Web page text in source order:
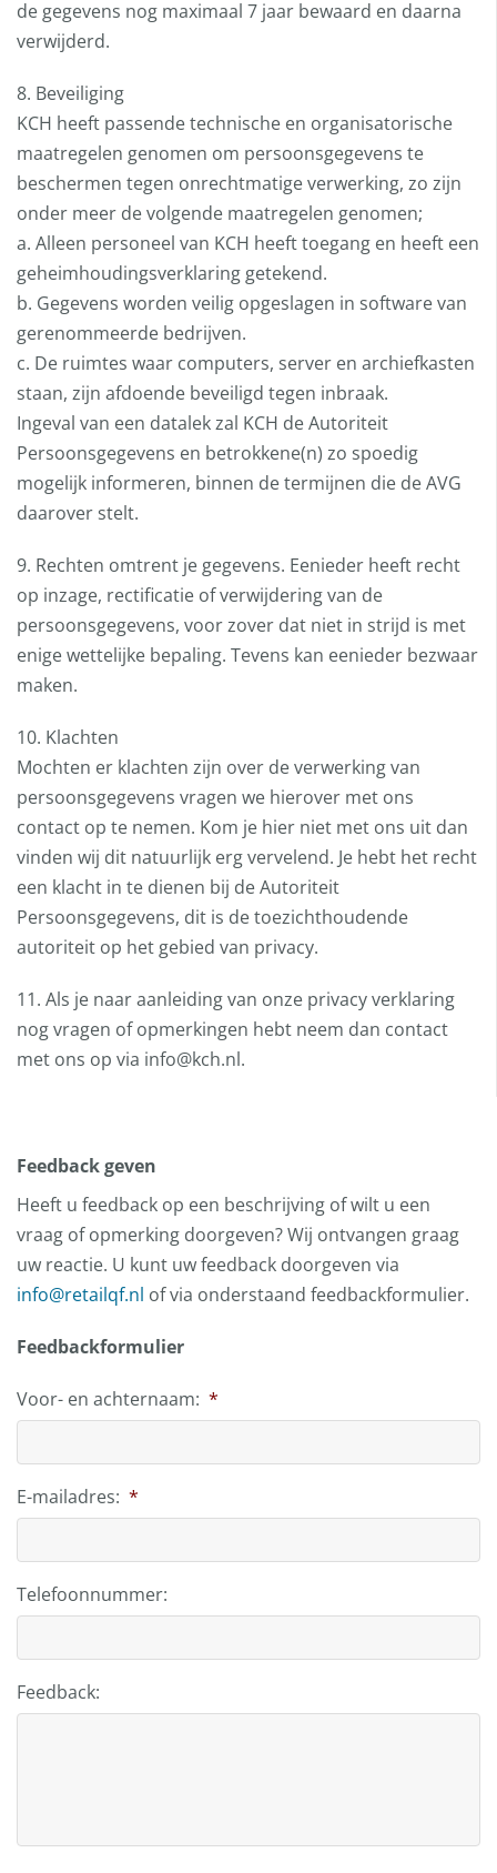
de gegevens nog maximaal 7 jaar bewaard en daarna
verwijderd.
8. Beveiliging
KCH heeft passende technische en organisatorische
maatregelen genomen om persoonsgegevens te
beschermen tegen onrechtmatige verwerking, zo zijn
onder meer de volgende maatregelen genomen;
a. Alleen personeel van KCH heeft toegang en heeft een
geheimhoudingsverklaring getekend.
b. Gegevens worden veilig opgeslagen in software van
gerenommeerde bedrijven.
c. De ruimtes waar computers, server en archiefkasten
staan, zijn afdoende beveiligd tegen inbraak.
Ingeval van een datalek zal KCH de Autoriteit
Persoonsgegevens en betrokkene(n) zo spoedig
mogelijk informeren, binnen de termijnen die de AVG
daarover stelt.
9. Rechten omtrent je gegevens. Eenieder heeft recht
op inzage, rectificatie of verwijdering van de
persoonsgegevens, voor zover dat niet in strijd is met
enige wettelijke bepaling. Tevens kan eenieder bezwaar
maken.
10. Klachten
Mochten er klachten zijn over de verwerking van
persoonsgegevens vragen we hierover met ons
contact op te nemen. Kom je hier niet met ons uit dan
vinden wij dit natuurlijk erg vervelend. Je hebt het recht
een klacht in te dienen bij de Autoriteit
Persoonsgegevens, dit is de toezichthoudende
autoriteit op het gebied van privacy.
11. Als je naar aanleiding van onze privacy verklaring
nog vragen of opmerkingen hebt neem dan contact
met ons op via info@kch.nl.
Feedback geven
Heeft u feedback op een beschrijving of wilt u een
vraag of opmerking doorgeven? Wij ontvangen graag
uw reactie. U kunt uw feedback doorgeven via
info@retailqf.nl of via onderstaand feedbackformulier.
Feedbackformulier
Voor- en achternaam: *
E-mailadres: *
Telefoonnummer:
Feedback: